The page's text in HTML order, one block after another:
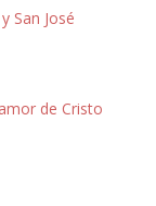
San José
de Cristo